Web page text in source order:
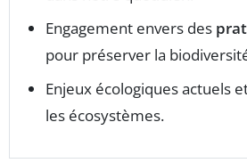
Engagement envers des
pour préserver la
Enjeux écologiques actuels
les écosystèmes.